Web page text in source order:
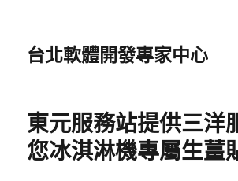
台北軟體開發專家中心
東元服務站提供三洋
您冰淇淋機專屬生薑